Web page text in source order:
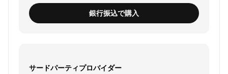
銀行振込で購入
サードパーティプロバイダー